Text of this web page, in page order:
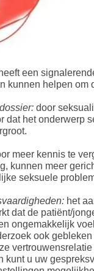
een
kunnen helpen
door
dat het onderwerp
meer kennis te
kunnen meer
seksuele
het
dat de patiënt/
ongemakkelijk
ook
kunt u uw